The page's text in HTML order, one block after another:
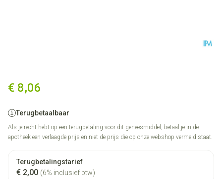
€ 8,06
Terugbetaalbaar
Als je recht hebt op een terugbetaling voor dit geneesmiddel, betaal je in de
apotheek een verlaagde prijs en niet de prijs die op onze webshop vermeld staat.
Terugbetalingstarief
€ 2,00 (6% inclusief btw)